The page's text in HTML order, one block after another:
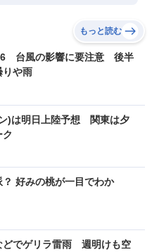
もっと読む
台風の影響に要注意 後半
りや雨
)は明日上陸予想 関東は夕
好みの桃が一目でわか
どでゲリラ雷雨 週明けも空